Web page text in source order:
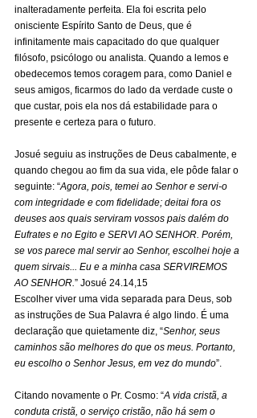
inalteradamente perfeita. Ela foi escrita pelo
onisciente Espírito Santo de Deus, que é
infinitamente mais capacitado do que qualquer
filósofo, psicólogo ou analista. Quando a lemos e
obedecemos temos coragem para, como Daniel e
seus amigos, ficarmos do lado da verdade custe o
que custar, pois ela nos dá estabilidade para o
presente e certeza para o futuro.
Josué seguiu as instruções de Deus cabalmente, e
quando chegou ao fim da sua vida, ele pôde falar o
seguinte: “Agora, pois, temei ao Senhor e servi-o
com integridade e com fidelidade; deitai fora os
deuses aos quais serviram vossos pais dalém do
Eufrates e no Egito e SERVI AO SENHOR. Porém,
se vos parece mal servir ao Senhor, escolhei hoje a
quem sirvais... Eu e a minha casa SERVIREMOS
AO SENHOR.” Josué 24.14,15
Escolher viver uma vida separada para Deus, sob
as instruções de Sua Palavra é algo lindo. É uma
declaração que quietamente diz, “Senhor, seus
caminhos são melhores do que os meus. Portanto,
eu escolho o Senhor Jesus, em vez do mundo”.
Citando novamente o Pr. Cosmo: “A vida cristã, a
conduta cristã, o serviço cristão, não há sem o